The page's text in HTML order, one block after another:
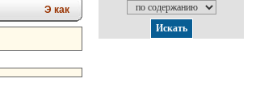
Э как